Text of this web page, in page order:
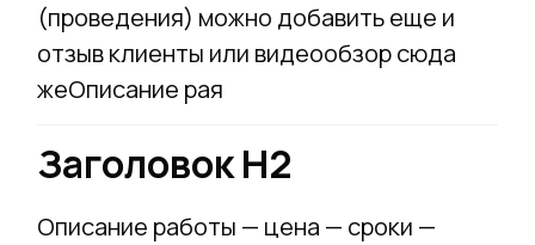
(проведения) можно добавить еще и
отзыв клиенты или видеообзор сюда
жеОписание рая
Заголовок Н2
Описание работы — цена — сроки —